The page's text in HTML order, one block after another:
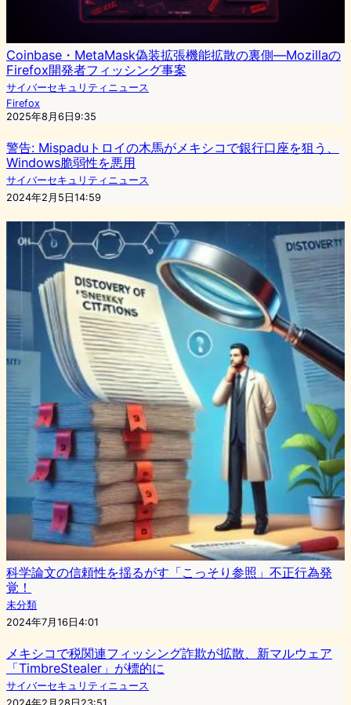
Coinbase・MetaMask偽装拡張機能拡散の裏側—Mozillaの
Firefox開発者フィッシング事案
サイバーセキュリティニュース
Firefox
2025年8月6日9:35
警告: Mispaduトロイの木馬がメキシコで銀行口座を狙う、
Windows脆弱性を悪用
サイバーセキュリティニュース
2024年2月5日14:59
科学論文の信頼性を揺るがす「こっそり参照」不正行為発
覚！
未分類
2024年7月16日4:01
メキシコで税関連フィッシング詐欺が拡散、新マルウェア
「TimbreStealer」が標的に
サイバーセキュリティニュース